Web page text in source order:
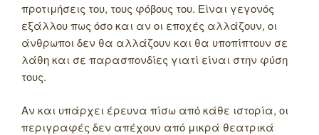
προτιμήσεις του, τους φόβους του. Είναι γεγονός
εξάλλου πως όσο και αν οι εποχές αλλάζουν, οι
άνθρωποι δεν θα αλλάζουν και θα υποπίπτουν σε
λάθη και σε παρασπονδίες γιατί είναι στην φύση
τους.
Αν και υπάρχει έρευνα πίσω από κάθε ιστορία, οι
περιγραφές δεν απέχουν από μικρά θεατρικά